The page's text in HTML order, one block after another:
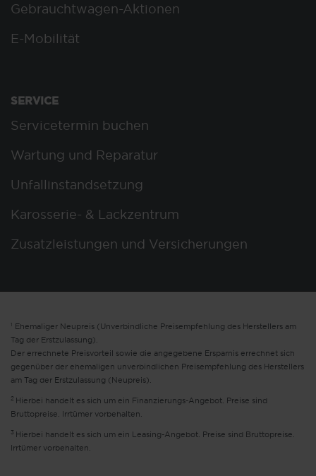
Gebrauchtwagen-Aktionen
E-Mobilität
SERVICE
Servicetermin buchen
Wartung und Reparatur
Unfallinstandsetzung
Karosserie- & Lackzentrum
Zusatzleistungen und Versicherungen
1 Ehemaliger Neupreis (Unverbindliche Preisempfehlung des Herstellers am
Tag der Erstzulassung).
Der errechnete Preisvorteil sowie die angegebene Ersparnis errechnet sich
gegenüber der ehemaligen unverbindlichen Preisempfehlung des Herstellers
am Tag der Erstzulassung (Neupreis).
2 Hierbei handelt es sich um ein Finanzierungs-Angebot. Preise sind
Bruttopreise. Irrtümer vorbehalten.
3 Hierbei handelt es sich um ein Leasing-Angebot. Preise sind Bruttopreise.
Irrtümer vorbehalten.